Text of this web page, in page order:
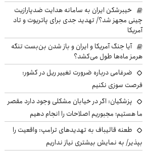
خیبرشکن ایران به سامانه هدایت ضدپارازیت
چینی مجهز شد؟/ تهدید جدی برای پاتریوت و تاد
آمریکا
آیا جنگ آمریکا و ایران و باز شدن بن‌بست تنگه
هرمز ماه‌ها طول می‌کشد؟
ضرغامی درباره ضرورت تغییر ریل در کشور:
فرصت سوزی نکنیم
پزشکیان: اگر در خیابان مشکلی وجود دارد مقصر
ما هستیم؛ مجبوریم اصلاحات را انجام دهیم
طعنه قالیباف به تهدیدهای ترامپ: واقعیت را
بپذیر/ به نمایش بیشتری نیاز نداریم